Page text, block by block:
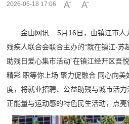
2026-05-18 17:06
金山网讯 5月16日，由镇江市人
残疾人联合会联合主办的“就在镇江·
助残日爱心集市活动”在镇江经开区吾
精彩 职等你上场 聚力促融合 同心向美
度，将就业招聘、公益助残与城市活力
正能量与运动感的特色民生活动，点亮